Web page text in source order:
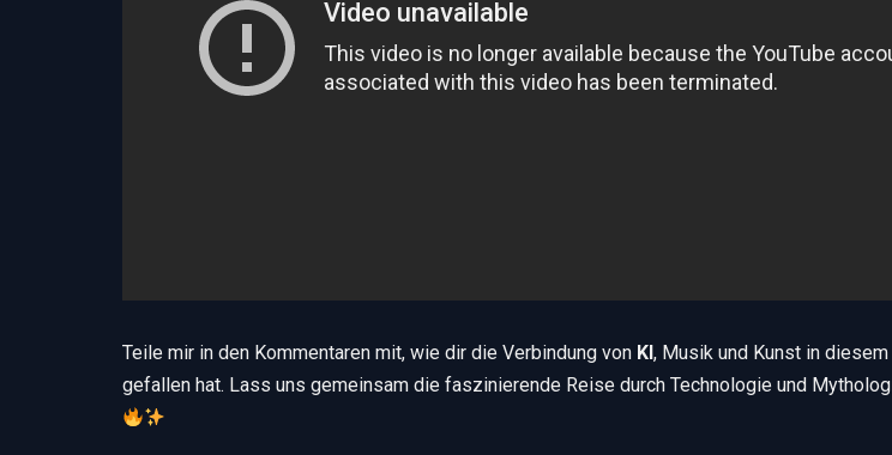
Teile mir in den Kommentaren mit, wie dir die Verbindung von KI , Musik und Kunst in diesem
gefallen hat. Lass uns gemeinsam die faszinierende Reise durch Technologie und